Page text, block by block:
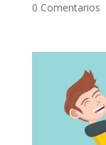
0 Comentarios